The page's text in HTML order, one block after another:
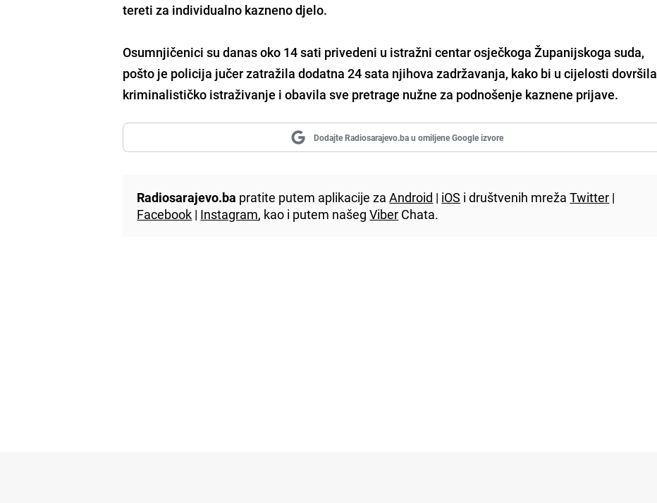
tereti za individualno kazneno djelo.
Osumnjičenici su danas oko 14 sati privedeni u istražni centar osječkoga Županijskoga suda,
pošto je policija jučer zatražila dodatna 24 sata njihova zadržavanja, kako bi u cijelosti dovršila
kriminalističko istraživanje i obavila sve pretrage nužne za podnošenje kaznene prijave.
Dodajte Radiosarajevo.ba u omiljene Google izvore
Radiosarajevo.ba pratite putem aplikacije zaAndroid | iOS i društvenih mrežaTwitter |
Facebook | Instagram, kao i putem našegViber Chata.